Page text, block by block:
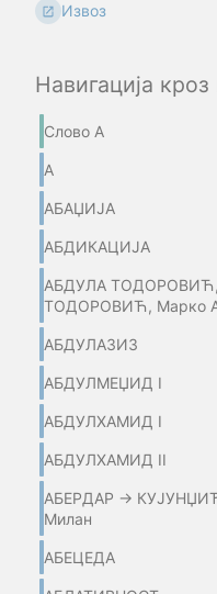
Извоз
Навигација
Слово А
А
АБАЏИЈA
АБДИКАЦИЈА
АБДУЛА
ТОДОРОВИЋ, Марко
АБДУЛАЗИЗ
АБДУЛМЕЏИД I
АБДУЛХАМИД I
АБДУЛХАМИД II
АБЕРДАР →
Милан
АБЕЦЕДА